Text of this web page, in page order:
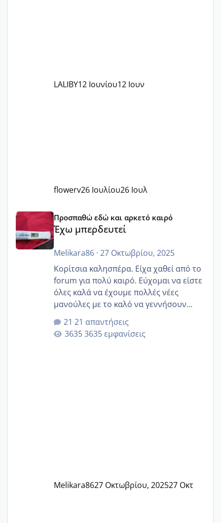
LALIBY12 Ιουνίου12 Ιουν
flowerv26 Ιουλίου26 Ιουλ
Έχω μπερδευτεί
Προσπαθώ εδώ και αρκετό καιρό
Έχω μπερδευτεί
Melikara86· 27 Οκτωβρίου, 2025
Κορίτσια καλησπέρα. Είχα χαθεί από το
forum για πολύ καιρό. Εύχομαι να είστε
όλες καλά να έχουμε πολλές νέες
μανούλες με το καλό να γεννήσουν
αυτές που ήδη περιμένουν. Να πάρουν
γερα μωράκια στην αγκαλίτσα τους
🙏🏼🙏🏼 Ας πάμε λοιπόν στο θέμα μου.
21 απαντήσεις
3635 εμφανίσεις
Melikara8627 Οκτωβρίου, 202527 Οκτ